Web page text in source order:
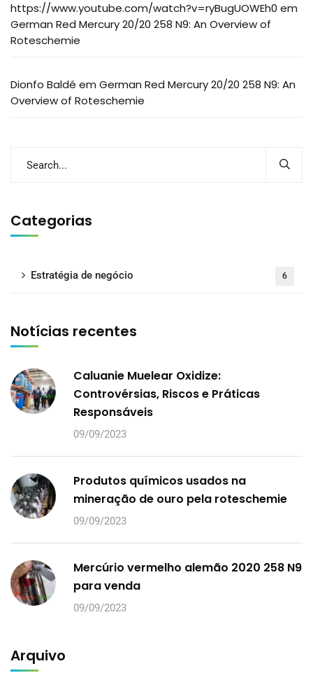
https://www.youtube.com/watch?v=ryBugUOWEh0 em
German Red Mercury 20/20 258 N9: An Overview of
Roteschemie
Dionfo Baldé em German Red Mercury 20/20 258 N9: An
Overview of Roteschemie
Categorias
Estratégia de negócio 6
Notícias recentes
Caluanie Muelear Oxidize:
Controvérsias, Riscos e Práticas
Responsáveis
09/09/2023
Produtos químicos usados na
mineração de ouro pela roteschemie
09/09/2023
Mercúrio vermelho alemão 2020 258 N9
para venda
09/09/2023
Arquivo